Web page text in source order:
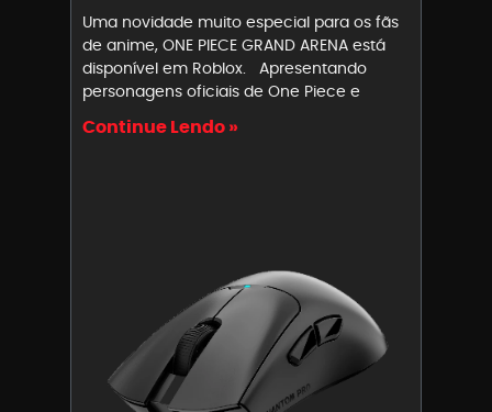
Uma novidade muito especial para os fãs
de anime, ONE PIECE GRAND ARENA está
disponível em Roblox. Apresentando
personagens oficiais de One Piece e
Continue Lendo »